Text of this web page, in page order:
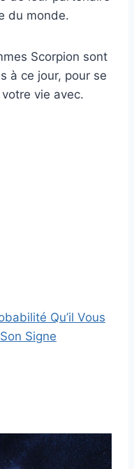
du monde.
Scorpion sont
à ce jour, pour se
vie avec.
Qu’il Vous
Signe